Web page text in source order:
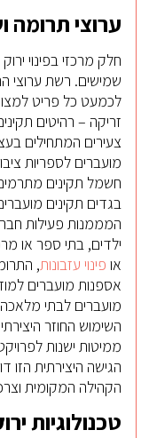
ערוצי תרומה
חלק מרכזי בפינוי
שמישים. רשת ערוצי
לכמעט כל פריט
זריקה – רהיטים
צעירים המתחילים
מועברים לספריות
חשמל תקינים מתרמים
בגדים תקינים
המממנות פעילות
ילדים, בתי ספר או
או פינוי עזבונות,
אספנות מועברים
מועברים לבתי מלאכה,
השימוש החוזר
ממיטות ישנות
הגישה היצירתית
הקהילה המקומית
טכנולוגיות